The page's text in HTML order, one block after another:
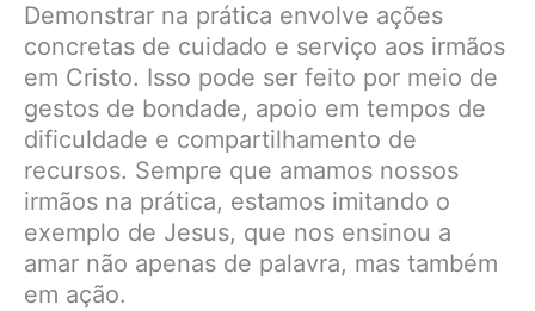
Demonstrar na prática envolve ações
concretas de cuidado e serviço aos irmãos
em Cristo. Isso pode ser feito por meio de
gestos de bondade, apoio em tempos de
dificuldade e compartilhamento de
recursos. Sempre que amamos nossos
irmãos na prática, estamos imitando o
exemplo de Jesus, que nos ensinou a
amar não apenas de palavra, mas também
em ação.